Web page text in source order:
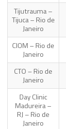
Tijutrauma –
Tijuca – Rio de
Janeiro
CIOM – Rio de
Janeiro
CTO – Rio de
Janeiro
Day Clinic
Madureira –
RJ – Rio de
Janeiro